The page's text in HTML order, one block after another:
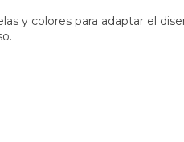
y colores para adaptar el